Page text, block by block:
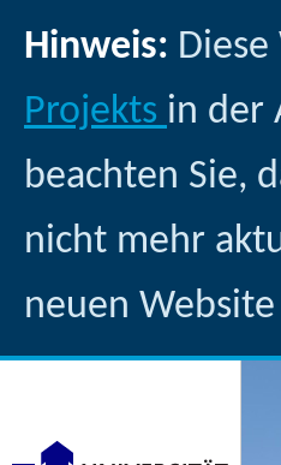
Hinweis:
Projekts in der
beachten Sie,
nicht mehr
neuen